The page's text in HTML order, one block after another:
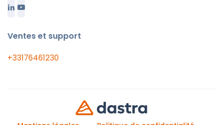
Ventes et support
+33176461230